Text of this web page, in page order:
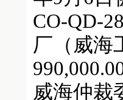
CO-QD-
厂（威海
威海仲裁